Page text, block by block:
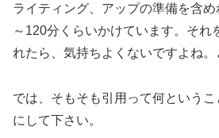
ライティング、アップの準備を含
～120分くらいかけています。それ
れたら、気持ちよくないですよね。
では、そもそも引用って何という
にして下さい。